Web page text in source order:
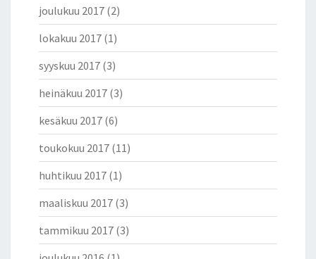
joulukuu 2017 (2)
lokakuu 2017 (1)
syyskuu 2017 (3)
heinäkuu 2017 (3)
kesäkuu 2017 (6)
toukokuu 2017 (11)
huhtikuu 2017 (1)
maaliskuu 2017 (3)
tammikuu 2017 (3)